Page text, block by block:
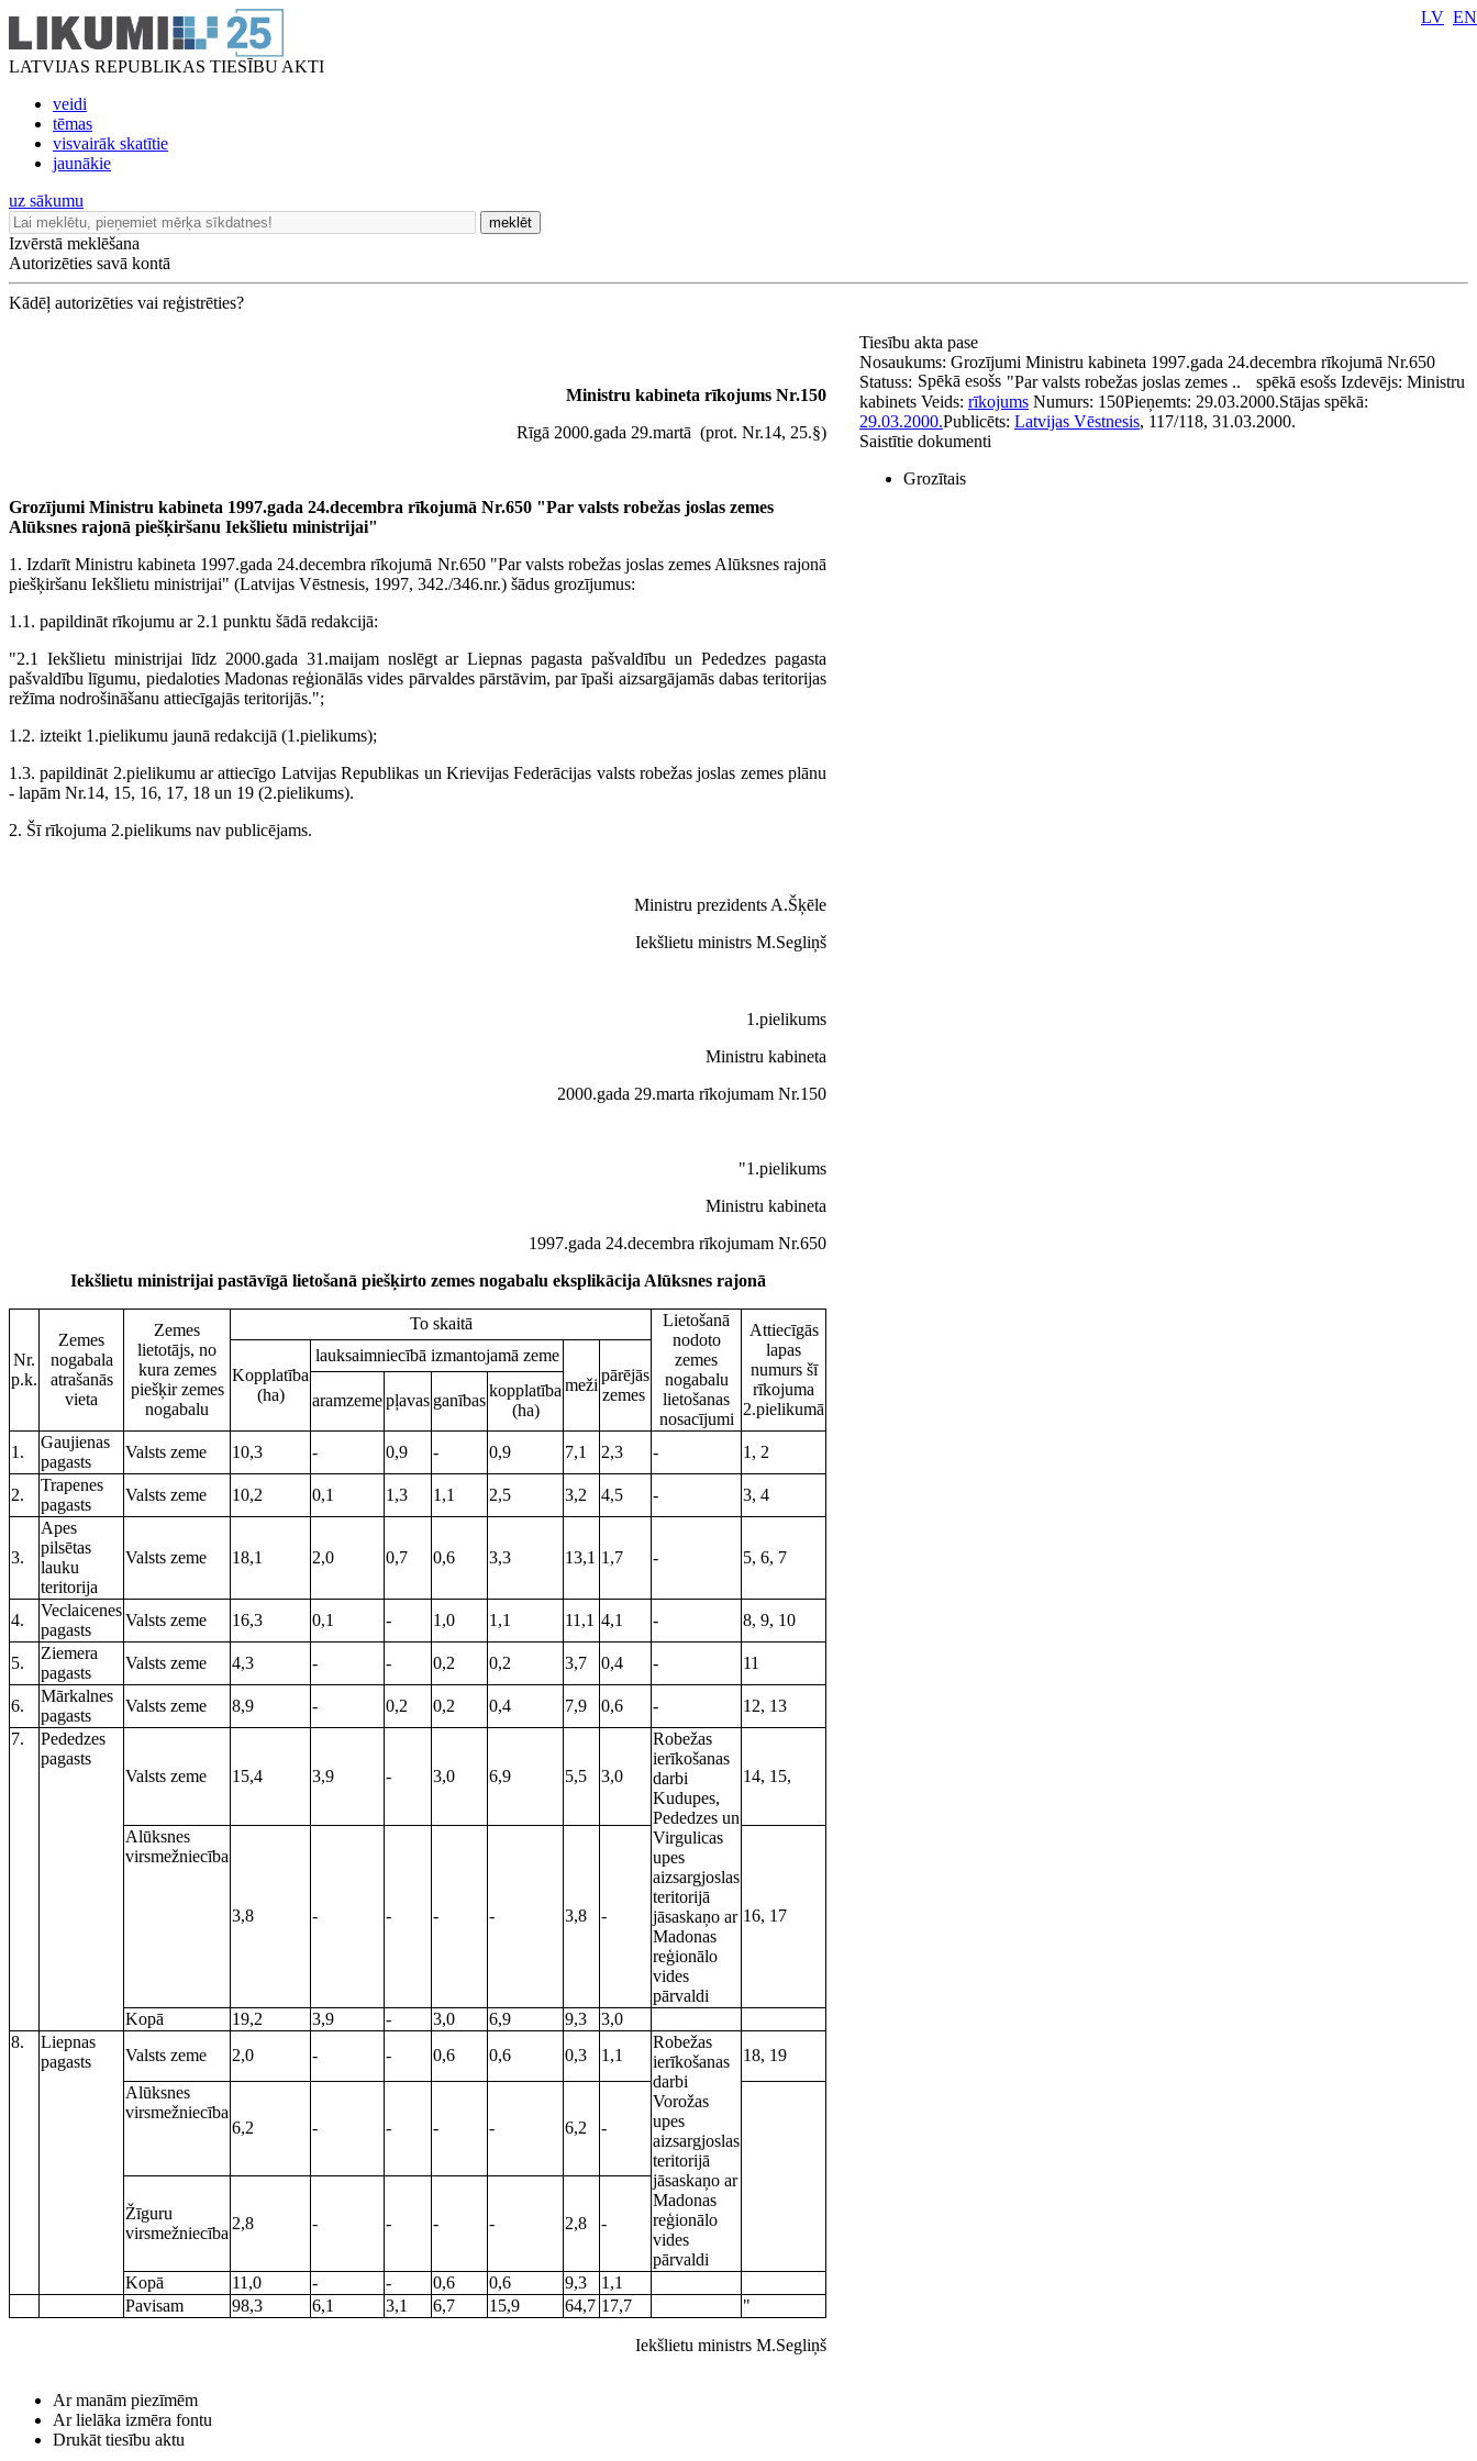
LATVIJAS REPUBLIKAS TIESĪBU AKTI
veidi
tēmas
visvairāk skatītie
jaunākie
LV EN
uz sākumu
meklēt
Izvērstā meklēšana
Autorizēties savā kontā
Kādēļ autorizēties vai reģistrēties?
Ministru kabineta rīkojums Nr.150
Rīgā 2000.gada 29.martā (prot. Nr.14, 25.§)
Grozījumi Ministru kabineta 1997.gada 24.decembra rīkojumā Nr.650 "Par valsts robežas joslas zemes
Alūksnes rajonā piešķiršanu Iekšlietu ministrijai"
1. Izdarīt Ministru kabineta 1997.gada 24.decembra rīkojumā Nr.650 "Par valsts robežas joslas zemes Alūksnes rajonā
piešķiršanu Iekšlietu ministrijai" (Latvijas Vēstnesis, 1997, 342./346.nr.) šādus grozījumus:
1.1. papildināt rīkojumu ar 2.1 punktu šādā redakcijā:
"2.1 Iekšlietu ministrijai līdz 2000.gada 31.maijam noslēgt ar Liepnas pagasta pašvaldību un Pededzes pagasta
pašvaldību līgumu, piedaloties Madonas reģionālās vides pārvaldes pārstāvim, par īpaši aizsargājamās dabas teritorijas
režīma nodrošināšanu attiecīgajās teritorijās.";
1.2. izteikt 1.pielikumu jaunā redakcijā (1.pielikums);
1.3. papildināt 2.pielikumu ar attiecīgo Latvijas Republikas un Krievijas Federācijas valsts robežas joslas zemes plānu
- lapām Nr.14, 15, 16, 17, 18 un 19 (2.pielikums).
2. Šī rīkojuma 2.pielikums nav publicējams.
Ministru prezidents A.Šķēle
Iekšlietu ministrs M.Segliņš
1.pielikums
Ministru kabineta
2000.gada 29.marta rīkojumam Nr.150
"1.pielikums
Ministru kabineta
1997.gada 24.decembra rīkojumam Nr.650
Iekšlietu ministrijai pastāvīgā lietošanā piešķirto zemes nogabalu eksplikācija Alūksnes rajonā
Nr.
p.k.
Zemes
nogabala
atrašanās
vieta
Zemes
lietotājs, no
kura zemes
piešķir zemes
nogabalu
To skaitā
Lietošanā
nodoto
zemes
nogabalu
lietošanas
nosacījumi
Attiecīgās
lapas
numurs šī
rīkojuma
2.pielikumā
Kopplatība
(ha)
lauksaimniecībā izmantojamā zeme
meži
pārējās
zemes
aramzemepļavas ganības
kopplatība
(ha)
1.
Gaujienas
pagasts
Valsts zeme 10,3 - 0,9 - 0,9 7,1 2,3 - 1, 2
2.
Trapenes
pagasts
Valsts zeme 10,2 0,1 1,3 1,1 2,5 3,2 4,5 - 3, 4
3.
Apes
pilsētas
lauku
teritorija
Valsts zeme 18,1 2,0 0,7 0,6 3,3 13,1 1,7 - 5, 6, 7
4.
Veclaicenes
pagasts
Valsts zeme 16,3 0,1 - 1,0 1,1 11,1 4,1 - 8, 9, 10
5.
Ziemera
pagasts
Valsts zeme 4,3 - - 0,2 0,2 3,7 0,4 - 11
6.
Mārkalnes
pagasts
Valsts zeme 8,9 - 0,2 0,2 0,4 7,9 0,6 -
12, 13
7.
Pededzes
pagasts
Valsts zeme
15,4 3,9 - 3,0 6,9 5,5 3,0
Robežas
ierīkošanas
darbi
Kudupes,
Pededzes un
Virgulicas
upes
aizsargjoslas
teritorijā
jāsaskaņo ar
Madonas
reģionālo
vides
pārvaldi
14, 15,
Alūksnes
virsmežniecība
3,8 - - - - 3,8 - 16, 17
Kopā 19,2 3,9 - 3,0 6,9 9,3
3,0
8.
Liepnas
pagasts
Valsts zeme 2,0 - - 0,6 0,6 0,3 1,1
Robežas
ierīkošanas
darbi
Vorožas
upes
aizsargjoslas
teritorijā
jāsaskaņo ar
Madonas
reģionālo
vides
pārvaldi
18, 19
Alūksnes
virsmežniecība
6,2
- - - - 6,2 -
Žīguru
virsmežniecība
2,8 - - - - 2,8 -
Kopā 11,0 - - 0,6 0,6 9,3
1,1
Pavisam
98,3 6,1 3,1 6,7 15,9 64,7 17,7 "
Iekšlietu ministrs M.Segliņš
Tiesību akta pase
Nosaukums: Grozījumi Ministru kabineta 1997.gada 24.decembra rīkojumā Nr.650
"Par valsts robežas joslas zemes ..
Statuss: Spēkā esošs spēkā esošs Izdevējs: Ministru
kabinets Veids: rīkojums Numurs: 150Pieņemts: 29.03.2000.Stājas spēkā:
29.03.2000.Publicēts: Latvijas Vēstnesis, 117/118, 31.03.2000.
Saistītie dokumenti
Grozītais
Ar manām piezīmēm
Ar lielāka izmēra fontu
Drukāt tiesību aktu